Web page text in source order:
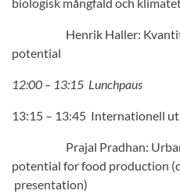
Henrik Haller:
potential
12:00 – 13:15 Lunchpaus
13:15 – 13:45 Internationell
Prajal Pradhan: Urban
potential for food
presentation)